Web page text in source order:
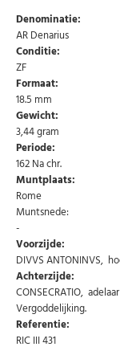
U kunt
Denominatie:
AR Denarius
Conditie:
ZF
Formaat:
18.5 mm
Gewicht:
3,44 gram
Periode:
162 Na chr.
Muntplaats:
Rome
Muntsnede:
-
Voorzijde:
DIVVS ANTONINVS,
Achterzijde:
CONSECRATIO,
Vergoddelijking.
Referentie:
RIC III 431